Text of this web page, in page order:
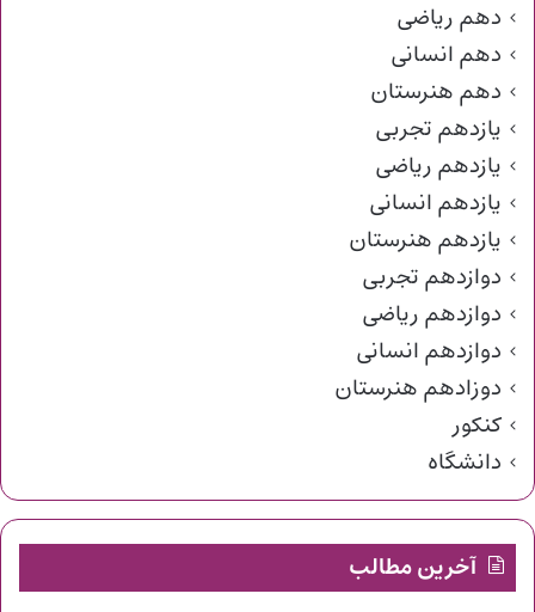
دهم ریاضی
دهم انسانی
دهم هنرستان
یازدهم تجربی
یازدهم ریاضی
یازدهم انسانی
یازدهم هنرستان
دوازدهم تجربی
دوازدهم ریاضی
دوازدهم انسانی
دوزادهم هنرستان
کنکور
دانشگاه
آخرین مطالب